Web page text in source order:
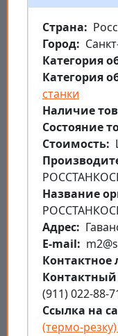
Страна
Город
Категория
Категория
станки
Наличие
Состояние
Стоимость
Название
Aдрес
E-mail
Контактное
(911) 022-88-
Ссылка на
(термо-